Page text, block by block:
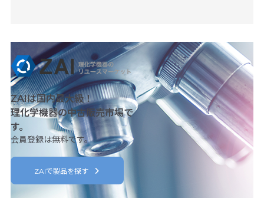
ZAIは国内最大級！
理化学機器の中古販売市場で
す。
会員登録は無料です。
ZAIで製品を探す